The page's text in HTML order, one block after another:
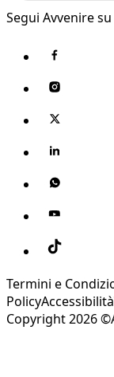
Segui Avvenire su
Termini e
PolicyAccessibilità
Copyright 2026